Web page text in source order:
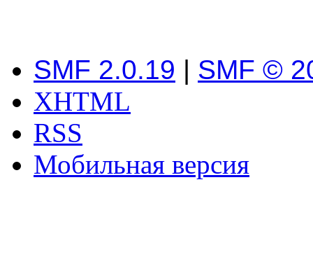
SMF 2.0.19 | SMF ©
XHTML
RSS
Мобильная версия